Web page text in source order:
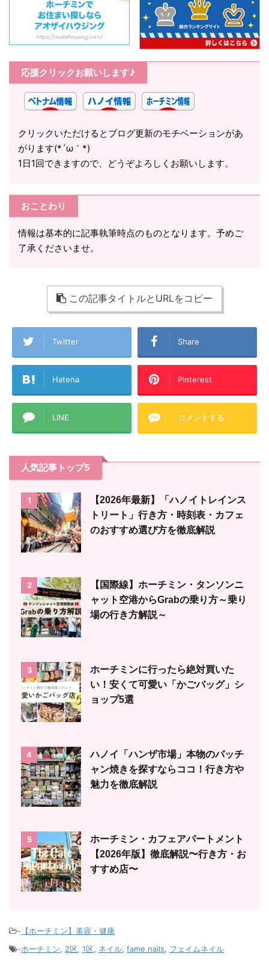
応援クリックお願いします♪
クリックいただけるとブログ更新のモチベーションがあ
がります(*´ω｀*)
1日1回できますので、どうぞよろしくお願いします。
おことわり
情報は基本的に記事執筆時点のものとなります。予めご
了承くださいませ。
この記事タイトルとURLをコピー
Twitter Share
Hatena Pinterest
LINE コメントする
人気記事トップ5
1
【2026年最新】「ハノイトレインス
トリート」行き方・時刻表・カフェ
のおすすめ選び方を徹底解説
2
【国際線】ホーチミン・タンソンニ
ャット空港からGrabの乗り方～乗り
場の行き方解説～
3
ホーチミンに行ったら絶対買いた
い！安くて可愛い「かごバッグ」シ
ョップ5選
4
ハノイ「ハンザ市場」本物のバッチ
ャン焼きを探すならココ！行き方や
魅力を徹底解説
5
ホーチミン・カフェアパートメント
【2026年版】徹底解説〜行き方・お
すすめ店〜
- 【ホーチミン】美容・健康
-ホーチミン, 2区, 1区, ネイル, fame nails, フェイムネイル